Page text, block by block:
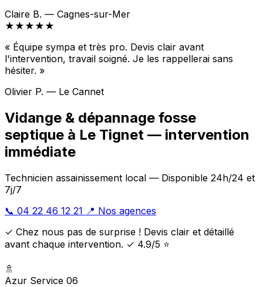
Claire B. — Cagnes-sur-Mer
★★★★★
« Équipe sympa et très pro. Devis clair avant
l'intervention, travail soigné. Je les rappellerai sans
hésiter. »
Olivier P. — Le Cannet
Vidange & dépannage fosse
septique à Le Tignet — intervention
immédiate
Technicien assainissement local — Disponible 24h/24 et
7j/7
📞 04 22 46 12 21 📍 Nos agences
✓ Chez nous pas de surprise ! Devis clair et détaillé
avant chaque intervention. ✓ 4.9/5 ⭐
🚿
Azur Service 06